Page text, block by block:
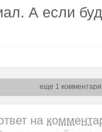
А если
еще 1
на